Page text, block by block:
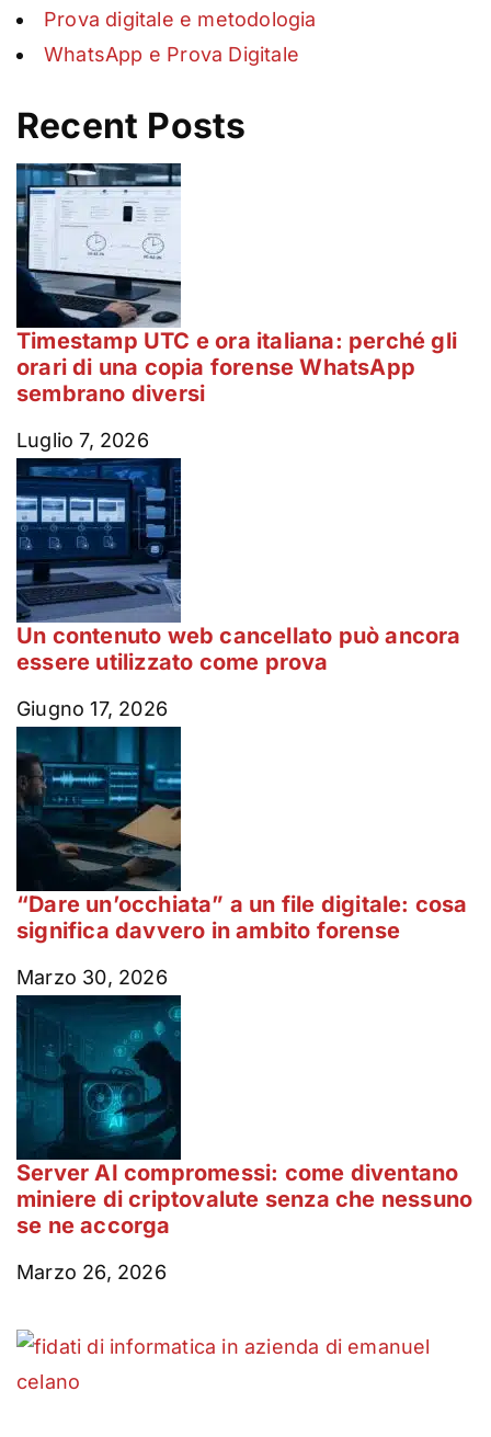
Prova digitale e metodologia
WhatsApp e Prova Digitale
Recent Posts
Timestamp UTC e ora italiana: perché gli
orari di una copia forense WhatsApp
sembrano diversi
Luglio 7, 2026
Un contenuto web cancellato può ancora
essere utilizzato come prova
Giugno 17, 2026
“Dare un’occhiata” a un file digitale: cosa
significa davvero in ambito forense
Marzo 30, 2026
Server AI compromessi: come diventano
miniere di criptovalute senza che nessuno
se ne accorga
Marzo 26, 2026